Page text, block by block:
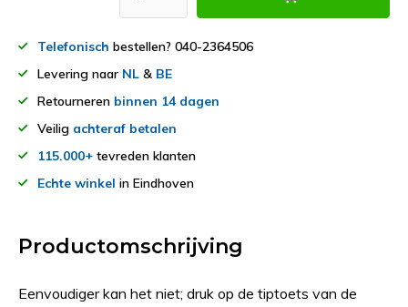
Telefonisch bestellen? 040-2364506
Levering naar NL & BE
Retourneren binnen 14 dagen
Veilig achteraf betalen
115.000+ tevreden klanten
Echte winkel in Eindhoven
Productomschrijving
Eenvoudiger kan het niet; druk op de tiptoets van de